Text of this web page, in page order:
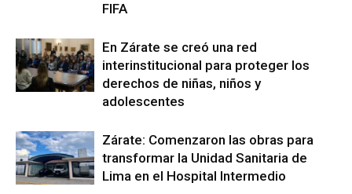
FIFA
En Zárate se creó una red
interinstitucional para proteger los
derechos de niñas, niños y
adolescentes
Zárate: Comenzaron las obras para
transformar la Unidad Sanitaria de
Lima en el Hospital Intermedio